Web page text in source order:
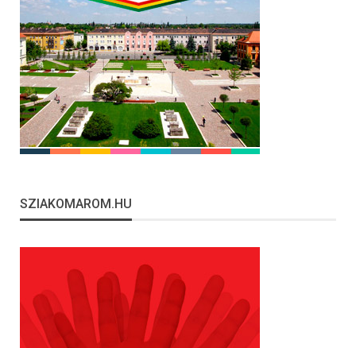
SZIAKOMAROM.HU